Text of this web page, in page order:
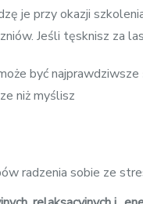
je przy okazji
Jeśli tęsknisz za
być najprawdziwsze
niż myślisz
radzenia sobie ze